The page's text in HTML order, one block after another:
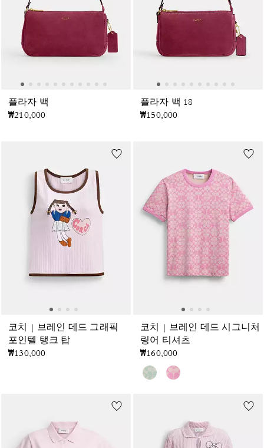
플라자 백
₩210,000
플라자 백 18
₩150,000
코치 | 브레인 데드 그래픽
포인텔 탱크 탑
₩130,000
코치 | 브레인 데드 시그니처
링어 티셔츠
₩160,000